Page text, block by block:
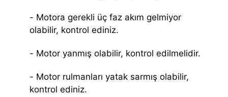
- Motora gerekli üç faz akım gelmiyor
olabilir, kontrol ediniz.
- Motor yanmış olabilir, kontrol edilmelidir.
- Motor rulmanları yatak sarmış olabilir,
kontrol ediniz.